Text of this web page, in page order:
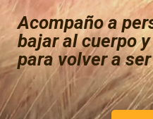
Acompaño a
bajar al cuerpo
para volver a